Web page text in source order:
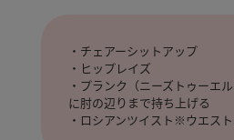
・チェアーシットアップ
・ヒップレイズ
・プランク（ニーズトゥーエ
に肘の辺りまで持ち上げる
・ロシアンツイスト※ウエス